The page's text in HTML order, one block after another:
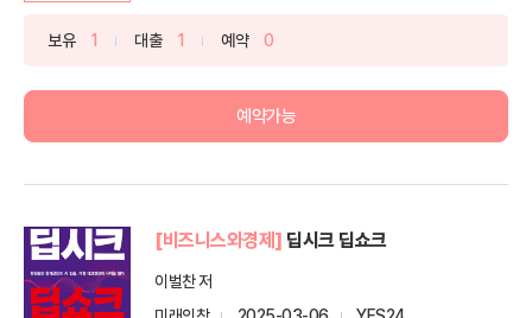
보유 1 대출 1 예약 0
예약가능
[비즈니스와경제] 딥시크 딥쇼크
이벌찬 저